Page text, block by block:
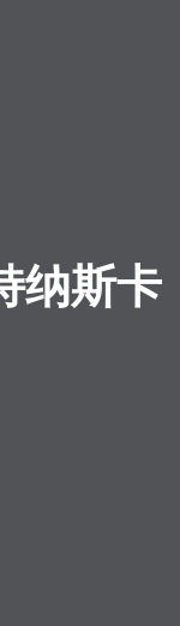
纳斯卡